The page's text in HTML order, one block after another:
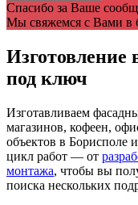
Спасибо за Ваше
Мы свяжемся с Вами в
Изготовление
под ключ
Изготавливаем
магазинов, кофеен,
объектов в Борисполе
цикл работ — от
монтажа, чтобы вы
поиска нескольких